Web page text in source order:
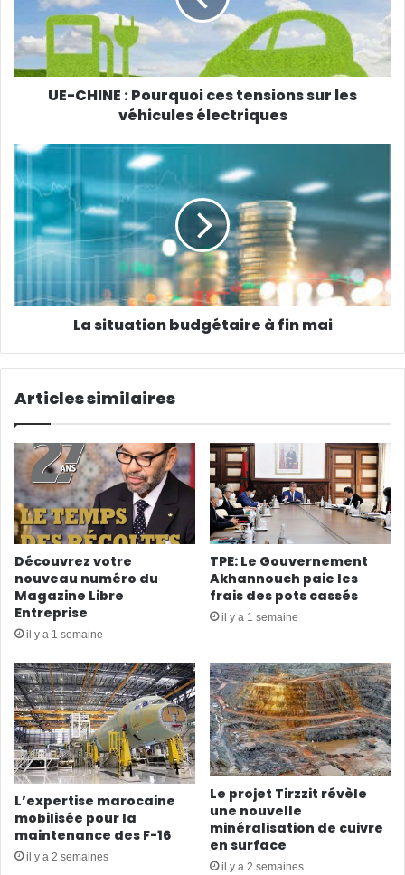
UE-CHINE : Pourquoi ces tensions sur les
véhicules électriques
La situation budgétaire à fin mai
Articles similaires
Découvrez votre
nouveau numéro du
Magazine Libre
Entreprise
il y a 1 semaine
TPE: Le Gouvernement
Akhannouch paie les
frais des pots cassés
il y a 1 semaine
L’expertise marocaine
mobilisée pour la
maintenance des F-16
il y a 2 semaines
Le projet Tirzzit révèle
une nouvelle
minéralisation de cuivre
en surface
il y a 2 semaines